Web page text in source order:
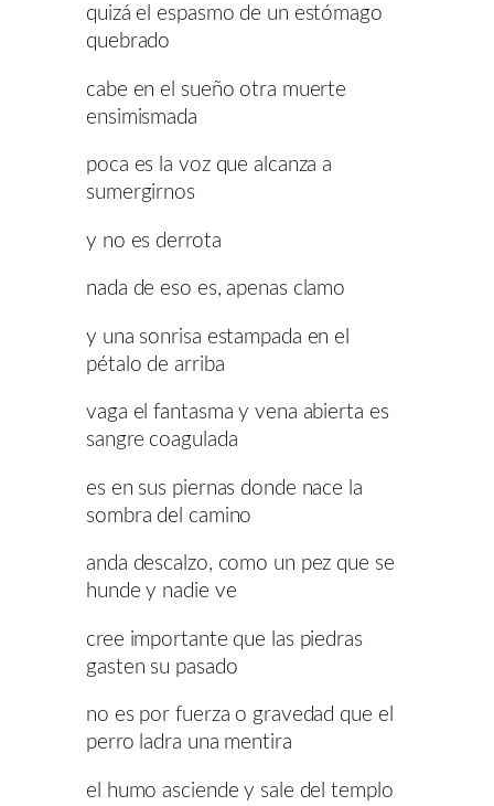
quizá el espasmo de un estómago
quebrado
cabe en el sueño otra muerte
ensimismada
poca es la voz que alcanza a
sumergirnos
y no es derrota
nada de eso es, apenas clamo
y una sonrisa estampada en el
pétalo de arriba
vaga el fantasma y vena abierta es
sangre coagulada
es en sus piernas donde nace la
sombra del camino
anda descalzo, como un pez que se
hunde y nadie ve
cree importante que las piedras
gasten su pasado
no es por fuerza o gravedad que el
perro ladra una mentira
el humo asciende y sale del templo